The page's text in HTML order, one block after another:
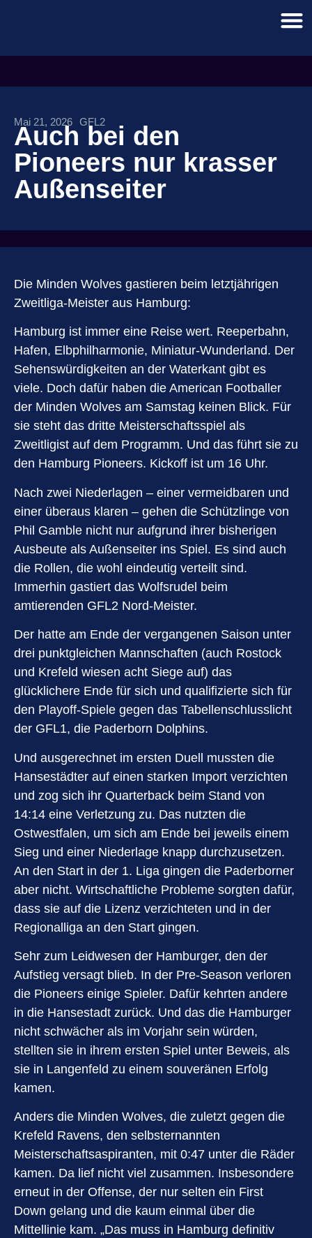
Mai 21, 2026 GFL2
Auch bei den
Pioneers nur krasser
Außenseiter
Die Minden Wolves gastieren beim letztjährigen
Zweitliga-Meister aus Hamburg:
Hamburg ist immer eine Reise wert. Reeperbahn,
Hafen, Elbphilharmonie, Miniatur-Wunderland. Der
Sehenswürdigkeiten an der Waterkant gibt es
viele. Doch dafür haben die American Footballer
der Minden Wolves am Samstag keinen Blick. Für
sie steht das dritte Meisterschaftsspiel als
Zweitligist auf dem Programm. Und das führt sie zu
den Hamburg Pioneers. Kickoff ist um 16 Uhr.
Nach zwei Niederlagen – einer vermeidbaren und
einer überaus klaren – gehen die Schützlinge von
Phil Gamble nicht nur aufgrund ihrer bisherigen
Ausbeute als Außenseiter ins Spiel. Es sind auch
die Rollen, die wohl eindeutig verteilt sind.
Immerhin gastiert das Wolfsrudel beim
amtierenden GFL2 Nord-Meister.
Der hatte am Ende der vergangenen Saison unter
drei punktgleichen Mannschaften (auch Rostock
und Krefeld wiesen acht Siege auf) das
glücklichere Ende für sich und qualifizierte sich für
den Playoff-Spiele gegen das Tabellenschlusslicht
der GFL1, die Paderborn Dolphins.
Und ausgerechnet im ersten Duell mussten die
Hansestädter auf einen starken Import verzichten
und zog sich ihr Quarterback beim Stand von
14:14 eine Verletzung zu. Das nutzten die
Ostwestfalen, um sich am Ende bei jeweils einem
Sieg und einer Niederlage knapp durchzusetzen.
An den Start in der 1. Liga gingen die Paderborner
aber nicht. Wirtschaftliche Probleme sorgten dafür,
dass sie auf die Lizenz verzichteten und in der
Regionalliga an den Start gingen.
Sehr zum Leidwesen der Hamburger, den der
Aufstieg versagt blieb. In der Pre-Season verloren
die Pioneers einige Spieler. Dafür kehrten andere
in die Hansestadt zurück. Und das die Hamburger
nicht schwächer als im Vorjahr sein würden,
stellten sie in ihrem ersten Spiel unter Beweis, als
sie in Langenfeld zu einem souveränen Erfolg
kamen.
Anders die Minden Wolves, die zuletzt gegen die
Krefeld Ravens, den selbsternannten
Meisterschaftsaspiranten, mit 0:47 unter die Räder
kamen. Da lief nicht viel zusammen. Insbesondere
erneut in der Offense, der nur selten ein First
Down gelang und die kaum einmal über die
Mittellinie kam. „Das muss in Hamburg definitiv